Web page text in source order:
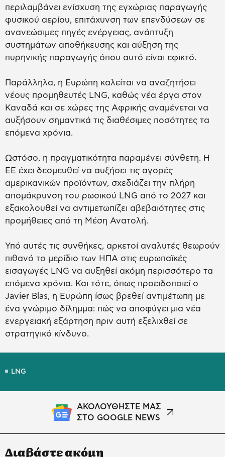
περιλαμβάνει ενίσχυση της εγχώριας παραγωγής
φυσικού αερίου, επιτάχυνση των επενδύσεων σε
ανανεώσιμες πηγές ενέργειας, ανάπτυξη
συστημάτων αποθήκευσης και αύξηση της
πυρηνικής παραγωγής όπου αυτό είναι εφικτό.
Παράλληλα, η Ευρώπη καλείται να αναζητήσει
νέους προμηθευτές LNG, καθώς νέα έργα στον
Καναδά και σε χώρες της Αφρικής αναμένεται να
αυξήσουν σημαντικά τις διαθέσιμες ποσότητες τα
επόμενα χρόνια.
Ωστόσο, η πραγματικότητα παραμένει σύνθετη. Η
ΕΕ έχει δεσμευθεί να αυξήσει τις αγορές
αμερικανικών προϊόντων, σχεδιάζει την πλήρη
απομάκρυνση του ρωσικού LNG από το 2027 και
εξακολουθεί να αντιμετωπίζει αβεβαιότητες στις
προμήθειες από τη Μέση Ανατολή.
Υπό αυτές τις συνθήκες, αρκετοί αναλυτές θεωρούν
πιθανό το μερίδιο των ΗΠΑ στις ευρωπαϊκές
εισαγωγές LNG να αυξηθεί ακόμη περισσότερο τα
επόμενα χρόνια. Και τότε, όπως προειδοποιεί ο
Javier Blas, η Ευρώπη ίσως βρεθεί αντιμέτωπη με
ένα γνώριμο δίλημμα: πώς να αποφύγει μια νέα
ενεργειακή εξάρτηση πριν αυτή εξελιχθεί σε
στρατηγικό κίνδυνο.
LNG
ΑΚΟΛΟΥΘΗΣΤΕ ΜΑΣ
ΣΤΟ GOOGLE NEWS
Διαβάστε ακόμη